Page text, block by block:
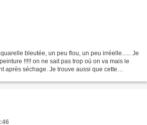
bleutée, un peu flou, un peu irréelle...... Je
!!!!! on ne sait pas trop où on va mais le
après séchage. Je trouve aussi que cette